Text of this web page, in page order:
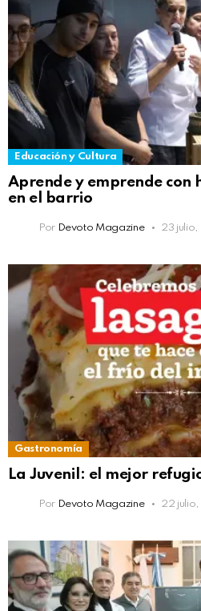
Educación y Cultura
Aprende y emprende con
en el barrio
Por Devoto Magazine 23 julio,
Gastronomía
La Juvenil: el mejor
Por Devoto Magazine 22